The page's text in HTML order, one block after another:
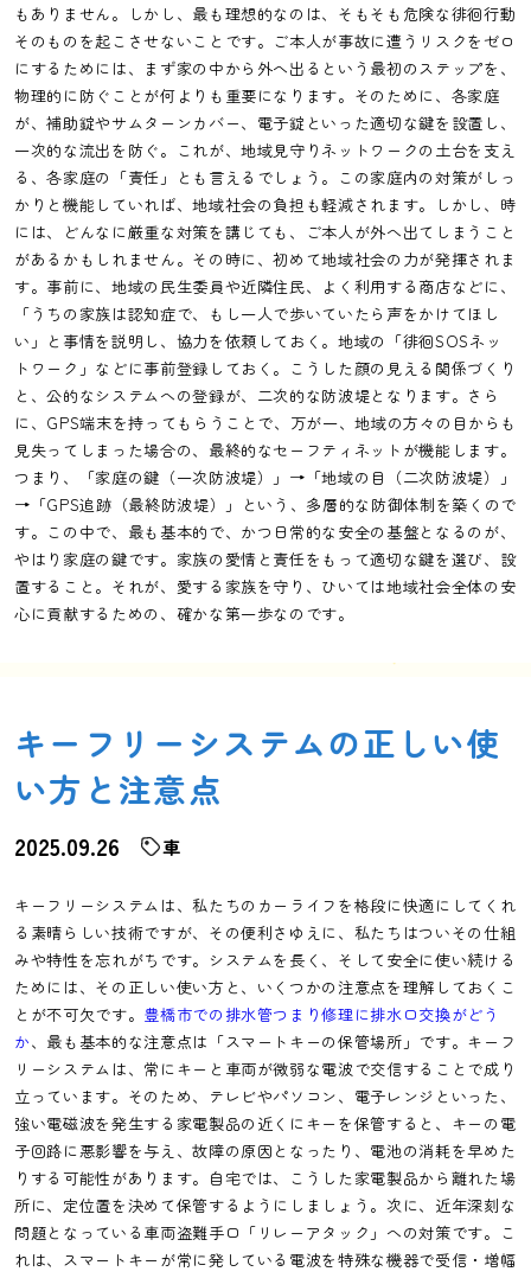
もありません。しかし、最も理想的なのは、そもそも危険な徘徊行動
そのものを起こさせないことです。ご本人が事故に遭うリスクをゼロ
にするためには、まず家の中から外へ出るという最初のステップを、
物理的に防ぐことが何よりも重要になります。そのために、各家庭
が、補助錠やサムターンカバー、電子錠といった適切な鍵を設置し、
一次的な流出を防ぐ。これが、地域見守りネットワークの土台を支え
る、各家庭の「責任」とも言えるでしょう。この家庭内の対策がしっ
かりと機能していれば、地域社会の負担も軽減されます。しかし、時
には、どんなに厳重な対策を講じても、ご本人が外へ出てしまうこと
があるかもしれません。その時に、初めて地域社会の力が発揮されま
す。事前に、地域の民生委員や近隣住民、よく利用する商店などに、
「うちの家族は認知症で、もし一人で歩いていたら声をかけてほし
い」と事情を説明し、協力を依頼しておく。地域の「徘徊SOSネッ
トワーク」などに事前登録しておく。こうした顔の見える関係づくり
と、公的なシステムへの登録が、二次的な防波堤となります。さら
に、GPS端末を持ってもらうことで、万が一、地域の方々の目からも
見失ってしまった場合の、最終的なセーフティネットが機能します。
つまり、「家庭の鍵（一次防波堤）」→「地域の目（二次防波堤）」
→「GPS追跡（最終防波堤）」という、多層的な防御体制を築くので
す。この中で、最も基本的で、かつ日常的な安全の基盤となるのが、
やはり家庭の鍵です。家族の愛情と責任をもって適切な鍵を選び、設
置すること。それが、愛する家族を守り、ひいては地域社会全体の安
心に貢献するための、確かな第一歩なのです。
キーフリーシステムの正しい使
い方と注意点
2025.09.26 車
キーフリーシステムは、私たちのカーライフを格段に快適にしてくれ
る素晴らしい技術ですが、その便利さゆえに、私たちはついその仕組
みや特性を忘れがちです。システムを長く、そして安全に使い続ける
ためには、その正しい使い方と、いくつかの注意点を理解しておくこ
とが不可欠です。 豊橋市での排水管つまり修理に排水口交換がどう
か、最も基本的な注意点は「スマートキーの保管場所」です。キーフ
リーシステムは、常にキーと車両が微弱な電波で交信することで成り
立っています。そのため、テレビやパソコン、電子レンジといった、
強い電磁波を発生する家電製品の近くにキーを保管すると、キーの電
子回路に悪影響を与え、故障の原因となったり、電池の消耗を早めた
りする可能性があります。自宅では、こうした家電製品から離れた場
所に、定位置を決めて保管するようにしましょう。次に、近年深刻な
問題となっている車両盗難手口「リレーアタック」への対策です。こ
れは、スマートキーが常に発している電波を特殊な機器で受信・増幅